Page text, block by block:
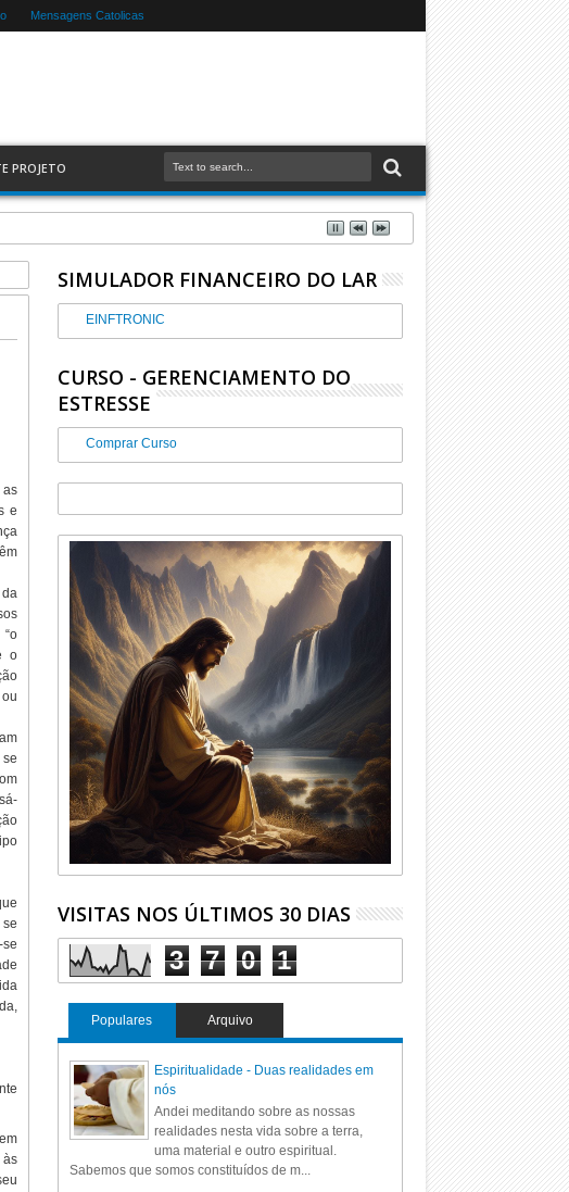
Mensagens Catolicas
PROJETO
e
o
às
SIMULADOR FINANCEIRO DO LAR
EINFTRONIC
CURSO - GERENCIAMENTO DO
ESTRESSE
Comprar Curso
VISITAS NOS ÚLTIMOS 30 DIAS
3 7 0 1
Populares Arquivo
Espiritualidade - Duas realidades em
nós
Andei meditando sobre as nossas
realidades nesta vida sobre a terra,
uma material e outro espiritual.
Sabemos que somos constituídos de m...